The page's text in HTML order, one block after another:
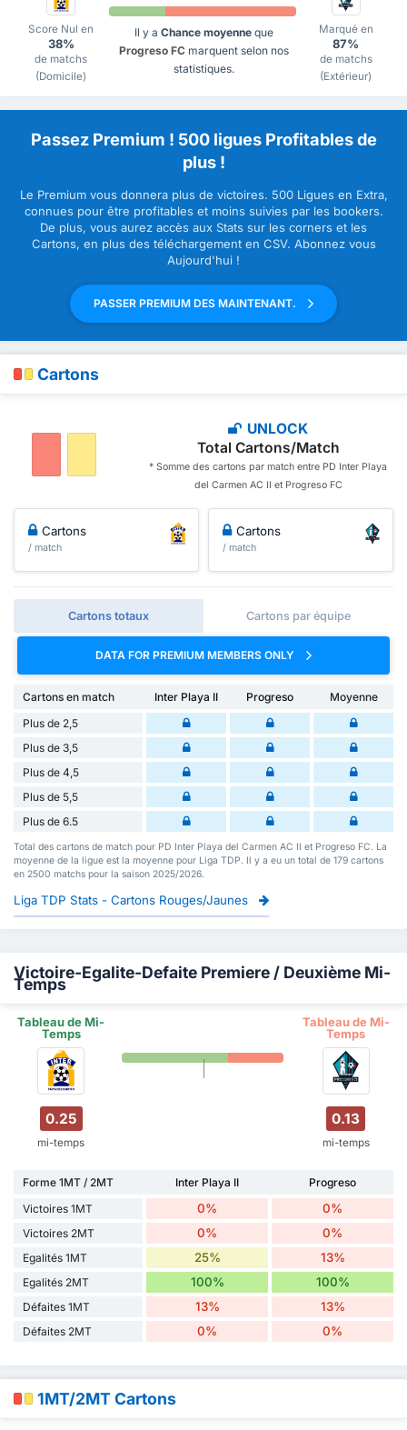
Score Nul en
38%
de matchs
(Domicile)
Il y a Chance moyenneque
Progreso FCmarquent selon nos
statistiques.
Marqué en
87%
de matchs
(Extérieur)
Passez Premium ! 500 ligues Profitables de
plus !
Le Premium vous donnera plus de victoires. 500 Ligues en Extra,
connues pour être profitables et moins suivies par les bookers.
De plus, vous aurez accès aux Stats sur les corners et les
Cartons, en plus des téléchargement en CSV. Abonnez vous
Aujourd'hui !
PASSER PREMIUM DES MAINTENANT.
Cartons
UNLOCK
Total Cartons/Match
* Somme des cartons par match entre PD Inter Playa
del Carmen AC II et Progreso FC
Cartons
/ match
Cartons
/ match
Cartons totaux Cartons par équipe
DATA FOR PREMIUM MEMBERS ONLY
Cartons en match Inter Playa II Progreso
Moyenne
Plus de 2,5
Plus de 3,5
Plus de 4,5
Plus de 5,5
Plus de 6.5
Total des cartons de match pour PD Inter Playa del Carmen AC II et Progreso FC. La
moyenne de la ligue est la moyenne pour Liga TDP. Il y a eu un total de 179 cartons
en 2500 matchs pour la saison 2025/2026.
Liga TDP Stats - Cartons Rouges/Jaunes
Victoire-Egalite-Defaite Premiere / Deuxième Mi-
Temps
Tableau de Mi-
Temps
Tableau de Mi-
Temps
0.25
mi-temps
0.13
mi-temps
Forme 1MT / 2MT Inter Playa II
Progreso
Victoires 1MT
0% 0%
Victoires 2MT 0% 0%
Egalités 1MT 25% 13%
Egalités 2MT 100% 100%
Défaites 1MT 13% 13%
Défaites 2MT 0% 0%
1MT/2MT Cartons